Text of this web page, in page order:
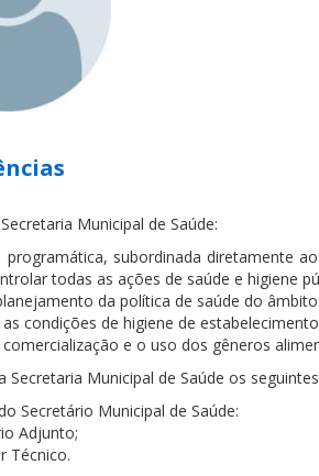
Municipal de Saúde:
programática, subordinada diretamente
todas as ações de saúde e higiene
da política de saúde do âmbito
as condições de higiene de
comercialização e o uso dos gêneros
Secretaria Municipal de Saúde os
Secretário Municipal de Saúde:
Adjunto;
Técnico.